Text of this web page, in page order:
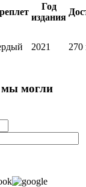
Год
издания
2021 270
мы могли